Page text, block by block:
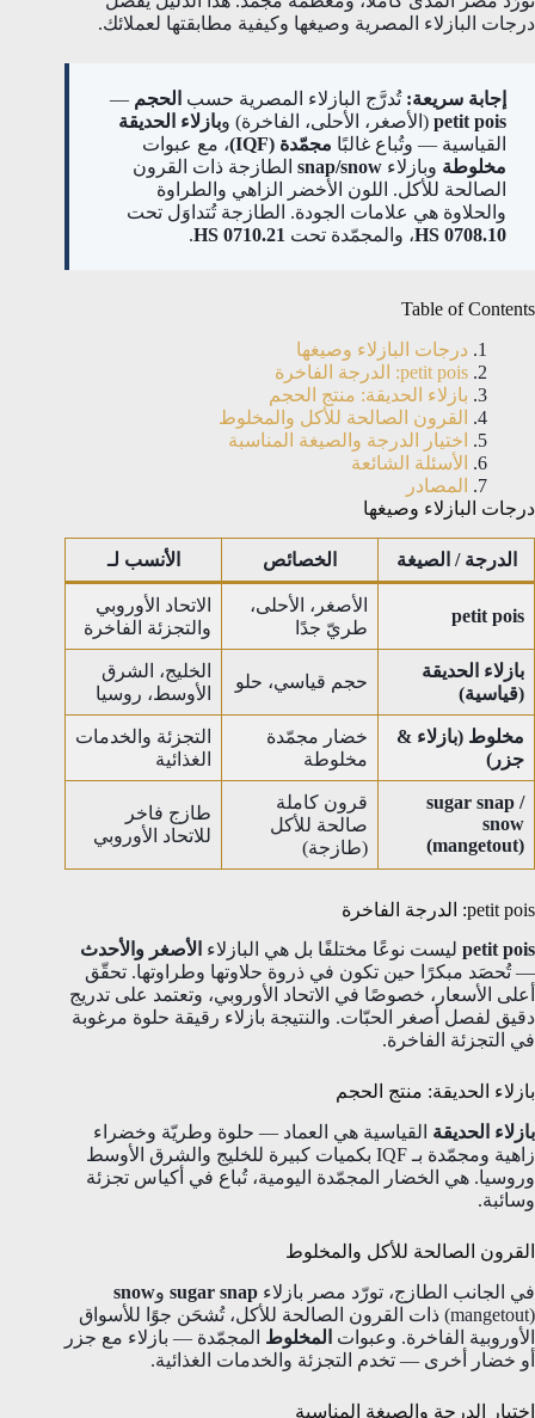
درجات البازلاء المصرية وصيغها وكيفية مطابقتها لعملائك.
إجابة سريعة: تُدرَّج البازلاء المصرية حسب الحجم —
petit pois (الأصغر، الأحلى، الفاخرة) وبازلاء الحديقة
القياسية — وتُباع غالبًا مجمّدة (IQF)
، مع عبوات
مخلوطة وبازلاء snap/snow الطازجة ذات القرون
الصالحة للأكل. اللون الأخضر الزاهي والطراوة
والحلاوة هي علامات الجودة. الطازجة تُتداوَل تحت
HS 0708.10، والمجمّدة تحت HS 0710.21
.
Table of Contents
درجات البازلاء وصيغها
petit pois: الدرجة الفاخرة
بازلاء الحديقة: منتج الحجم
القرون الصالحة للأكل والمخلوط
اختيار الدرجة والصيغة المناسبة
الأسئلة الشائعة
المصادر
درجات البازلاء وصيغها
الدرجة / الصيغة الخصائص الأنسب لـ
petit pois
الأصغر، الأحلى،
طريّ جدًا
الاتحاد الأوروبي
والتجزئة الفاخرة
بازلاء الحديقة
(قياسية)
حجم قياسي، حلو
الخليج، الشرق
الأوسط، روسيا
مخلوط (بازلاء &
جزر)
خضار مجمّدة
مخلوطة
التجزئة والخدمات
الغذائية
sugar snap /
snow
(mangetout)
قرون كاملة
صالحة للأكل
(طازجة)
طازج فاخر
للاتحاد الأوروبي
petit pois: الدرجة الفاخرة
petit pois ليست نوعًا مختلفًا بل هي البازلاء الأصغر والأحدث
— تُحصَد مبكرًا حين تكون في ذروة حلاوتها وطراوتها. تحقّق
أعلى الأسعار، خصوصًا في الاتحاد الأوروبي، وتعتمد على تدريج
دقيق لفصل أصغر الحبّات. والنتيجة بازلاء رقيقة حلوة مرغوبة
في التجزئة الفاخرة.
بازلاء الحديقة: منتج الحجم
بازلاء الحديقة القياسية هي العماد — حلوة وطريّة وخضراء
زاهية ومجمّدة بـ IQF بكميات كبيرة للخليج والشرق الأوسط
وروسيا. هي الخضار المجمّدة اليومية، تُباع في أكياس تجزئة
وسائبة.
القرون الصالحة للأكل والمخلوط
في الجانب الطازج، تورّد مصر بازلاء sugar snap وsnow
(mangetout) ذات القرون الصالحة للأكل، تُشحَن جوًا للأسواق
الأوروبية الفاخرة. وعبوات المخلوط المجمّدة — بازلاء مع جزر
أو خضار أخرى — تخدم التجزئة والخدمات الغذائية.
اختيار الدرجة والصيغة المناسبة